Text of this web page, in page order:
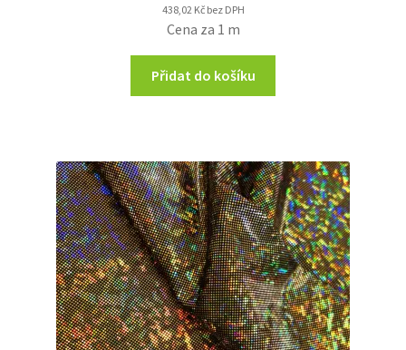
438,02 Kčbez DPH
Cena za 1 m
Přidat do košíku